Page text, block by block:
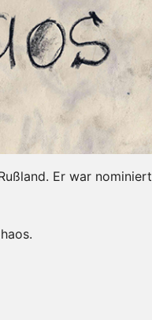
Er war nominiert